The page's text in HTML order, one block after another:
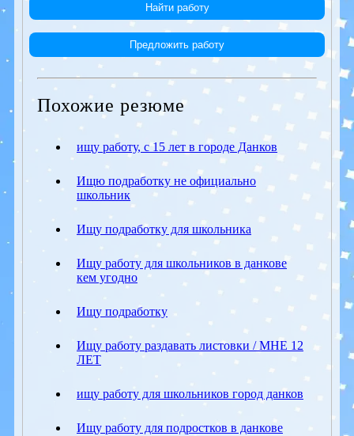
Найти работу
Предложить работу
Похожие резюме
ищу работу, с 15 лет в городе Данков
Ищю подработку не официально
школьник
Ищу подработку для школьника
Ищу работу для школьников в данкове
кем угодно
Ищу подработку
Ищу работу раздавать листовки / МНЕ 12
ЛЕТ
ищу работу для школьников город данков
Ищу работу для подростков в данкове